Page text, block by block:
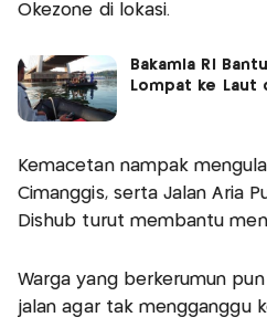
Okezone di lokasi.
Bakamla RI
Lompat ke Laut
Kemacetan nampak
Cimanggis, serta Jalan Aria
Dishub turut membantu
Warga yang berkerumun pun
jalan agar tak mengganggu